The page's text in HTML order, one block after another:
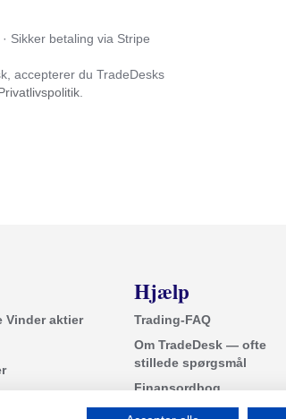
Sikker betaling via Stripe
accepterer du TradeDesks
.
Vinder aktier
Hjælp
Trading-FAQ
Om TradeDesk — ofte
stillede spørgsmål
Finansordbog
Gode links